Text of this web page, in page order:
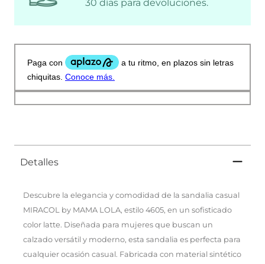
30 días para devoluciones.
Detalles
Descubre la elegancia y comodidad de la sandalia casual
MIRACOL by MAMA LOLA, estilo 4605, en un sofisticado
color latte. Diseñada para mujeres que buscan un
calzado versátil y moderno, esta sandalia es perfecta para
cualquier ocasión casual. Fabricada con material sintético